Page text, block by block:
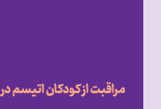
مراقبت از کودکان اتیسم